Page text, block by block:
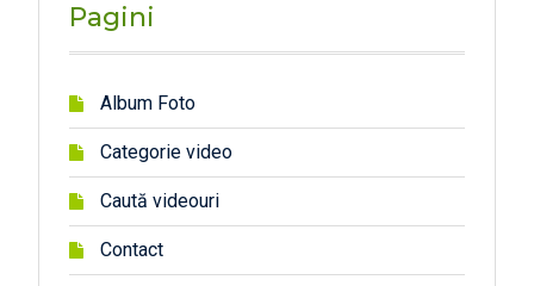
Pagini
Album Foto
Categorie video
Caută videouri
Contact